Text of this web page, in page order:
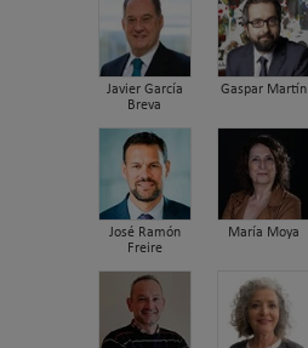
Javier García
Breva
Gaspar Martín
José Ramón
Freire
María Moya